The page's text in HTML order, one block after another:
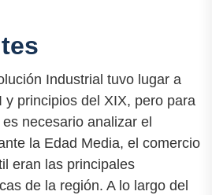
Industrial tuvo lugar a
y principios del XIX, pero para
necesario analizar el
la Edad Media, el comercio
eran las principales
de la región. A lo largo del